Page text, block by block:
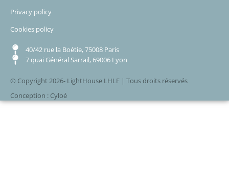
Privacy policy
Cookies policy
40/42 rue la Boétie, 75008 Paris
7 quai Général Sarrail, 69006 Lyon
© Copyright 2026- LightHouse LHLF | Tous droits réservés
Conception : Cyloé